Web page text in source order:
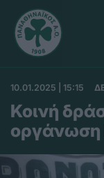
10.01.2025 | 15:15
Κοινή
οργάνωση